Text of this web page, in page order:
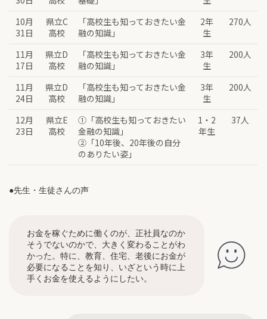
10月
31日
県立C
高校
「高校生も知っておきたい金
融の知識」
2年
生
270人
11月
17日
県立D
高校
「高校生も知っておきたい金
融の知識」
3年
生
200人
11月
24日
県立D
高校
「高校生も知っておきたい金
融の知識」
3年
生
200人
12月
23日
県立E
高校
①「高校生も知っておきたい
金融の知識」
②「10年後、20年後の自分
のありたい姿」
1・2
年生
37人
●先生・生徒さんの声
お金を稼ぐために働くのが、正社員なのか
そうでないのかで、大きく変わることがわ
かった。特に、教育、住宅、老後にお金が
必要になることを知り、いざという時に上
手くお金を使えるようにしたい。